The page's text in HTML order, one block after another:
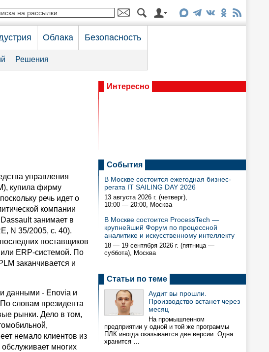
Облака Безопасность
Решения
управления
купила фирму
речь идет о
компании
занимает в
N 35/2005, с. 40).
поставщиков
ERP-системой. По
заканчивается и
данными - Enovia и
словам президента
рынки. Дело в том,
немало клиентов из
многих
Интересно
События
В Москве состоится ежегодная бизнес-
регата IT SAILING DAY 2026
13 августа 2026 г. (четверг),
10:00 — 20:00, Москва
В Москве состоится ProcessTech —
крупнейший Форум по процессной
аналитике и искусственному интеллекту
18 — 19 сентября 2026 г. (пятница —
суббота), Москва
Статьи по теме
Аудит вы прошли.
Производство встанет через
месяц
На промышленном
предприятии у одной и той же программы
ПЛК иногда оказывается две версии. Одна
хранится …